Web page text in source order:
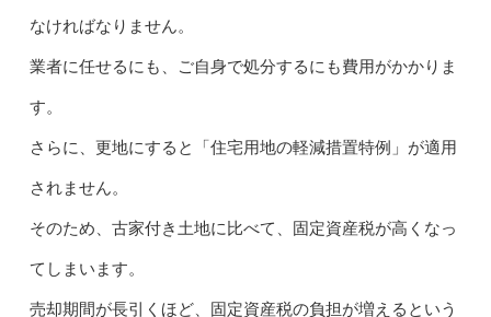
なければなりません。
業者に任せるにも、ご自身で処分するにも費用がかかりま
す。
さらに、更地にすると「住宅用地の軽減措置特例」が適用
されません。
そのため、古家付き土地に比べて、固定資産税が高くなっ
てしまいます。
売却期間が長引くほど、固定資産税の負担が増えるという